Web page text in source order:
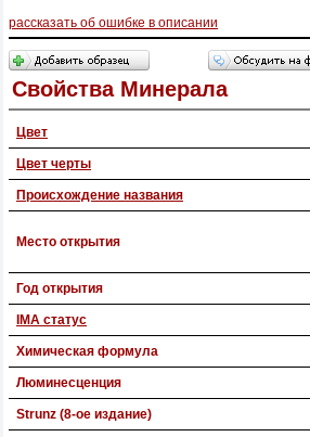
рассказать об ошибке в описании
Свойства Минерала
Цвет
Цвет черты
Происхождение названия
Место открытия
Год открытия
IMA статус
Химическая формула
Люминесценция
Strunz (8-ое издание)